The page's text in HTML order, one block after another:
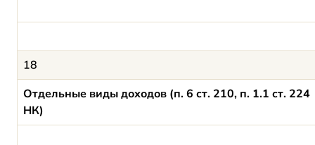
18
Отдельные виды доходов (п. 6 ст. 210, п. 1.1 ст. 224
НК)